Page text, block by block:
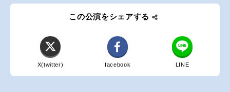
この公演をシェアする
X(twitter) facebook LINE